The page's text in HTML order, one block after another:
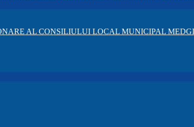
AL CONSILIULUI LOCAL MUNICIPAL